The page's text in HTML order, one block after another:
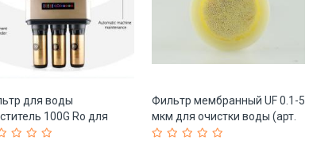
для воды
100G Ro для
дома (арт. 25-5084891)
Фильтр мембранный UF 0.1-5
мкм для очистки воды (арт.
25-5085044)